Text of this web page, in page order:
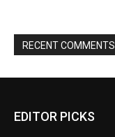
RECENT COMMENTS
EDITOR PICKS